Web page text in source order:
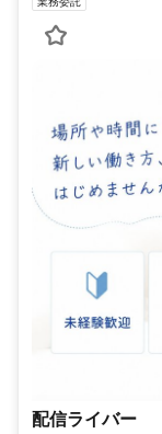
配信ライバー